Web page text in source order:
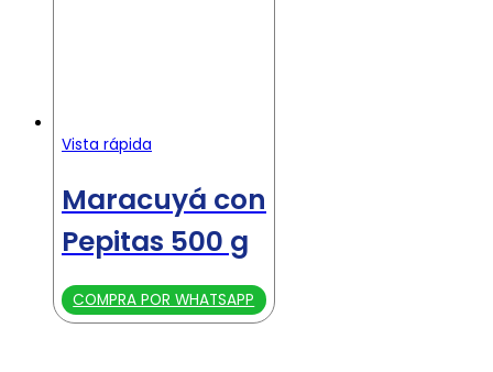
Vista rápida
Maracuyá con
Pepitas 500 g
COMPRA POR WHATSAPP